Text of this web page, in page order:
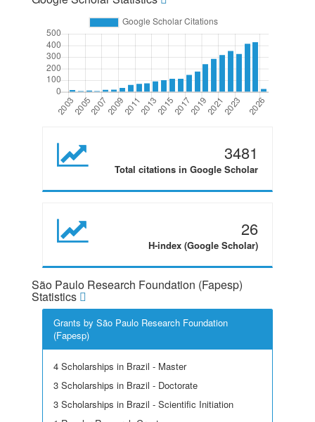
3481
Total citations in Google Scholar
26
H-index (Google Scholar)
São Paulo Research Foundation (Fapesp)
Statistics
Grants by São Paulo Research Foundation
(Fapesp)
4 Scholarships in Brazil - Master
3 Scholarships in Brazil - Doctorate
3 Scholarships in Brazil - Scientific Initiation